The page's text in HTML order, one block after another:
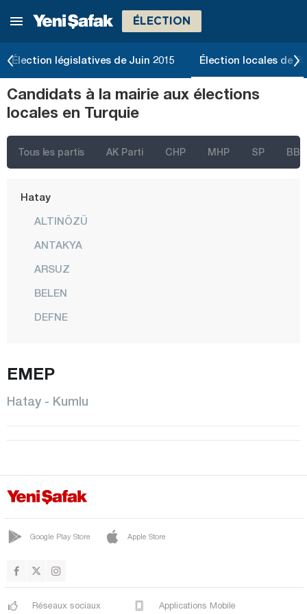
ÉLECTION
Élection législatives de Juin 2015 Élection locales de
Candidats à la mairie aux élections
locales en Turquie
Tous les partis AK Parti CHP MHP SP BBP
Erzincan
Gaziantep
Giresun
Hakkari
Hatay
ALTINÖZÜ
ANTAKYA
ARSUZ
BELEN
DEFNE
İSKENDERUN
PAYAS
SAMANDAĞ
Iğdır
Isparta
EMEP
Hatay - Kumlu
Google Play Store Apple Store
Réseaux sociaux Applications Mobile